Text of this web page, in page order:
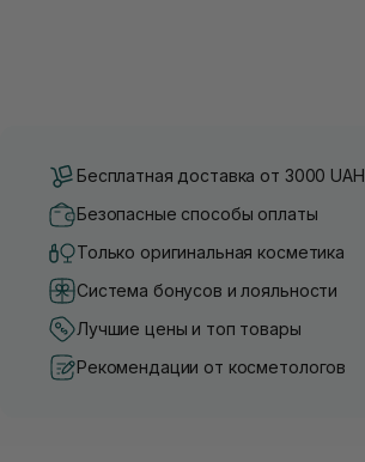
Бесплатная доставка от 3000 UAH
Безопасные способы оплаты
Только оригинальная косметика
Система бонусов и лояльности
Лучшие цены и топ товары
Рекомендации от косметологов